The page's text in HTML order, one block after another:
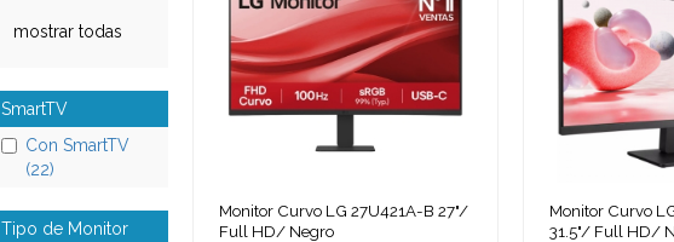
mostrar todas
SmartTV
Con SmartTV
(22)
Tipo de Monitor
Monitor Curvo LG 27U421A-B 27"/
Full HD/ Negro
Monitor Curvo
31.5"/ Full HD/